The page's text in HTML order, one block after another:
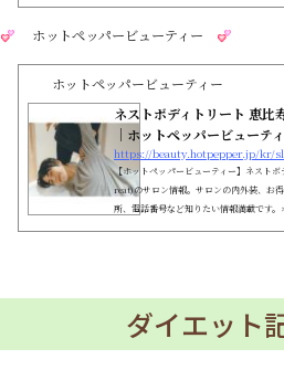
ホットペッパービューティー
ホットペッパービューティー
ネストボディトリート 恵
｜ホットペッパービューテ
【ホットペッパービューティー】ネスト
reat)のサロン情報。サロンの内外装、お
所、電話番号など知りたい情報満載です。
ダイエット